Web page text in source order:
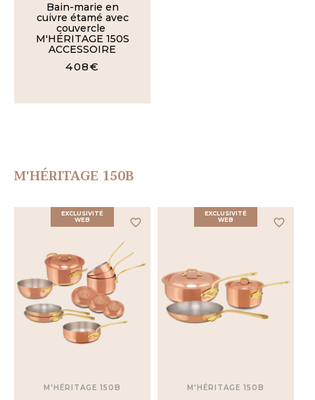
Bain-marie en
cuivre étamé avec
couvercle
M'HÉRITAGE 150S
ACCESSOIRE
408€
M'HÉRITAGE 150B
favorite_border
EXCLUSIVITÉ
WEB
M'HÉRITAGE 150B
favorite_border
EXCLUSIVITÉ
WEB
M'HÉRITAGE 150B